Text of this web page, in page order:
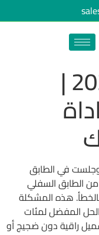
بيجر المطاعم 2026 |
في الطابق
الطابق السفلي
هذه المشكلة
الحل المفضل لمئات
راقية دون ضجيج أو